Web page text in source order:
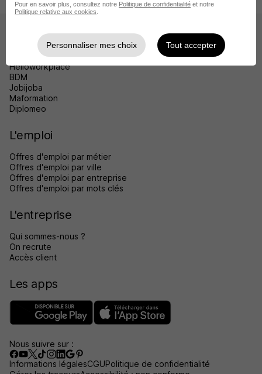
Les sites
Helloworkplace
BDM
Jobijoba
Maformation
Diplomeo
L'emploi
Offres d'emploi par métier
Offres d'emploi par ville
Offres d'emploi par entreprise
Offres d'emploi par mots clés
L'entreprise
Qui sommes-nous ?
On recrute
Accès client
Les apps
Nous suivre sur :
Informations légalesCGUPolitique de confidentialité
Pour en savoir plus, consultez notre Politique de confidentialité et notre
Politique relative aux cookies
Personnaliser mes choix Tout accepter